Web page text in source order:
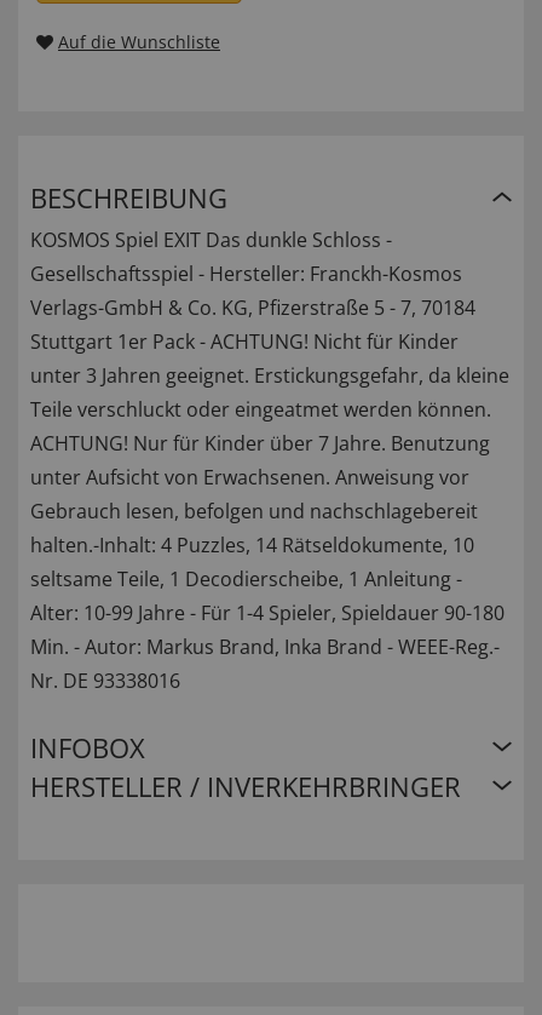
Auf die Wunschliste
BESCHREIBUNG
KOSMOS Spiel EXIT Das dunkle Schloss -
Gesellschaftsspiel - Hersteller: Franckh-Kosmos
Verlags-GmbH & Co. KG, Pfizerstraße 5 - 7, 70184
Stuttgart 1er Pack - ACHTUNG! Nicht für Kinder
unter 3 Jahren geeignet. Erstickungsgefahr, da kleine
Teile verschluckt oder eingeatmet werden können.
ACHTUNG! Nur für Kinder über 7 Jahre. Benutzung
unter Aufsicht von Erwachsenen. Anweisung vor
Gebrauch lesen, befolgen und nachschlagebereit
halten.-Inhalt: 4 Puzzles, 14 Rätseldokumente, 10
seltsame Teile, 1 Decodierscheibe, 1 Anleitung -
Alter: 10-99 Jahre - Für 1-4 Spieler, Spieldauer 90-180
Min. - Autor: Markus Brand, Inka Brand - WEEE-Reg.-
Nr. DE 93338016
INFOBOX
HERSTELLER / INVERKEHRBRINGER